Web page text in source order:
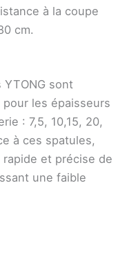
à la coupe
cm.
sont
les épaisseurs
: 7,5, 10,15, 20,
à ces spatules,
et précise de
une faible